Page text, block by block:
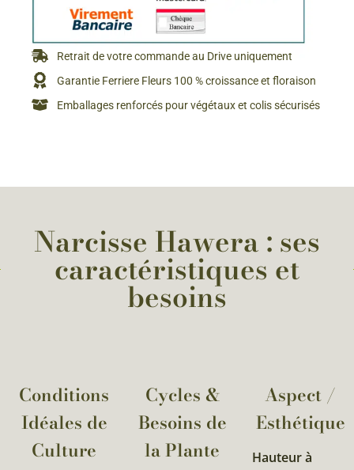
Retrait de votre commande au Drive uniquement
Garantie Ferriere Fleurs 100 % croissance et floraison
Emballages renforcés pour végétaux et colis sécurisés
Narcisse Hawera : ses
caractéristiques et
besoins
Conditions
Idéales de
Culture
Cycles &
Besoins de
la Plante​
Aspect /
Esthétique
Hauteur à